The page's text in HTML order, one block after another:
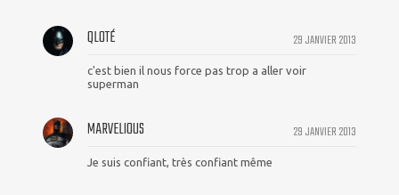
29 JANVIER 2013
QLOTÉ
c'est bien il nous force pas trop a aller voir
superman
29 JANVIER 2013
MARVELIOUS
Je suis confiant, très confiant même